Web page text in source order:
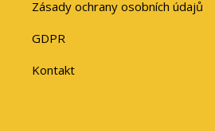
Zásady ochrany osobních údajů
GDPR
Kontakt